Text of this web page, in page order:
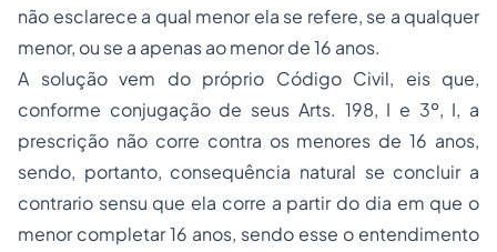
não esclarece a qual menor ela se refere, se a qualquer
menor, ou se a apenas ao menor de 16 anos.
A solução vem do próprio Código Civil, eis que,
conforme conjugação de seus Arts. 198, I e 3º, I, a
prescrição não corre contra os menores de 16 anos,
sendo, portanto, consequência natural se concluir a
contrario sensu que ela corre a partir do dia em que o
menor completar 16 anos, sendo esse o entendimento